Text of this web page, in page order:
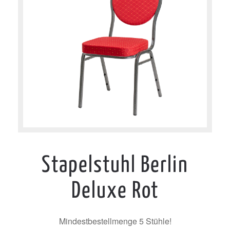
Stapelstuhl Berlin
Deluxe Rot
Mindestbestellmenge 5 Stühle!